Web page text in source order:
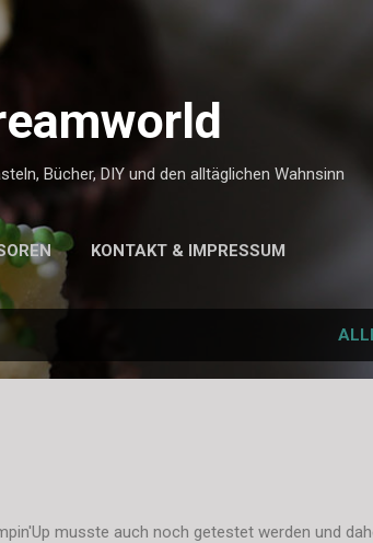
Bücher, DIY und den alltäglichen Wahnsinn
KONTAKT & IMPRESSUM
musste auch noch getestet werden und